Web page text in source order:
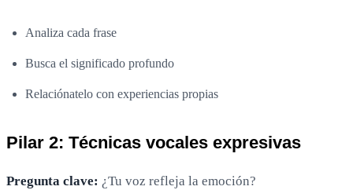
Analiza cada frase
Busca el significado profundo
Relaciónatelo con experiencias propias
Pilar 2: Técnicas vocales expresivas
Pregunta clave: ¿Tu voz refleja la emoción?